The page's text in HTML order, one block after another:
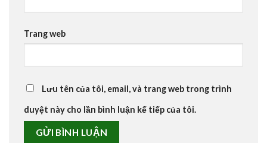
Trang web
Lưu tên của tôi, email, và trang web trong trình
duyệt này cho lần bình luận kế tiếp của tôi.